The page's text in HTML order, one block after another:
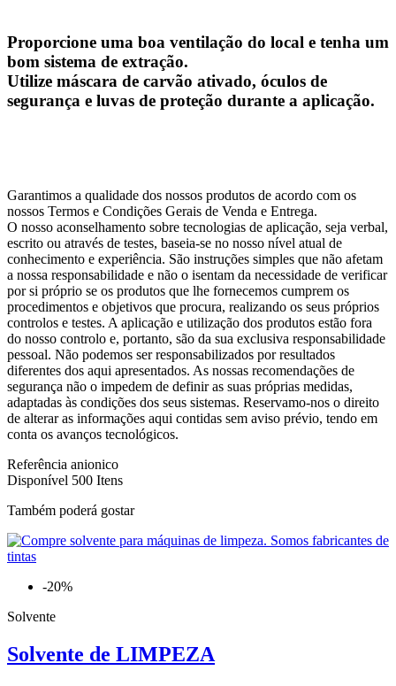
Proporcione uma boa ventilação do local e tenha um
bom sistema de extração.
Utilize máscara de carvão ativado, óculos de
segurança e luvas de proteção durante a aplicação.
Garantimos a qualidade dos nossos produtos de acordo com os
nossos Termos e Condições Gerais de Venda e Entrega.
O nosso aconselhamento sobre tecnologias de aplicação, seja verbal,
escrito ou através de testes, baseia-se no nosso nível atual de
conhecimento e experiência. São instruções simples que não afetam
a nossa responsabilidade e não o isentam da necessidade de verificar
por si próprio se os produtos que lhe fornecemos cumprem os
procedimentos e objetivos que procura, realizando os seus próprios
controlos e testes. A aplicação e utilização dos produtos estão fora
do nosso controlo e, portanto, são da sua exclusiva responsabilidade
pessoal. Não podemos ser responsabilizados por resultados
diferentes dos aqui apresentados. As nossas recomendações de
segurança não o impedem de definir as suas próprias medidas,
adaptadas às condições dos seus sistemas. Reservamo-nos o direito
de alterar as informações aqui contidas sem aviso prévio, tendo em
conta os avanços tecnológicos.
Referência anionico
Disponível 500 Itens
Também poderá gostar
-20%
Solvente
Solvente de LIMPEZA